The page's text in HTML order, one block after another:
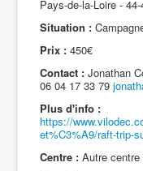
Pays-de-la-Loire -
Situation :
Prix : 450€
Contact : Jonathan
06 04 17 33 79
Plus d'info :
https://
et%C3%A9/raft-trip-
Centre : Autre centre